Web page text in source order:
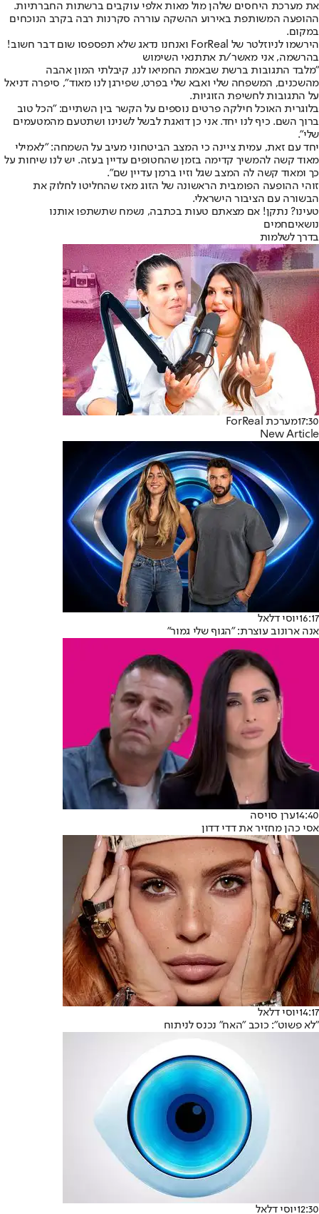
את מערכת היחסים שלהן מול מאות אלפי עוקבים ברשתות החברתיות.
ההופעה המשותפת באירוע ההשקה עוררה סקרנות רבה בקרב הנוכחים
במקום.
הירשמו לניוזלטר של ForReal ואנחנו נדאג שלא תפספסו שום דבר חשוב!
בהרשמה, אני מאשר/ת אתתנאי השימוש
"מלבד התגובות ברשת שבאמת החמיאו לנו, קיבלתי המון אהבה
מהשכנים, המשפחה שלי ואבא שלי בפרט, שפירגן לנו מאוד", סיפרה דניאל
על התגובות לחשיפת הזוגיות.
בלוגרית האוכל חילקה פרטים נוספים על הקשר בין השתיים: "הכל טוב
ברוך השם. כיף לנו יחד. אני כן דואגת לבשל לשנינו ושתטעם מהמטעמים
שלי".
יחד עם זאת, עמית ציינה כי המצב הביטחוני מעיב על השמחה: "לאמילי
מאוד קשה להמשיך קדימה בזמן שהחטופים עדיין בעזה. יש לנו שיחות על
כך ומאוד קשה לה המצב שגל וזיו ברמן עדיין שם".
זוהי ההופעה הפומבית הראשונה של הזוג מאז שהחליטו לחלוק את
הבשורה עם הציבור הישראלי.
טעינו? נתקן! אם מצאתם טעות בכתבה, נשמח שתשתפו אותנו
נושאיםחמים
בדרך לשלמות
17:30מערכת ForReal
New Article
16:17יוסי דלאל
אנה ארונוב עוצרת: "הגוף שלי גמור"
14:40ערן סויסה
אסי כהן מחזיר את דדי דדון
14:17יוסי דלאל
"לא פשוט": כוכב "האח" נכנס לניתוח
12:30יוסי דלאל